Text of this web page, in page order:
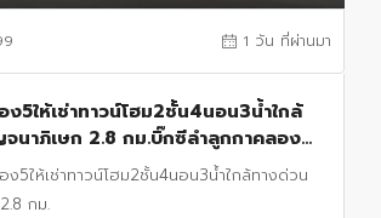
1 วัน ที่ผ่านมา
5ให้เช่าทาวน์โฮม2ชั้น4นอน3น้ำใกล้
นาภิเษก 2.8 กม.บิ๊กซีลำลูกกาคลอง5
รคลอง 5 900 ม.ตลาดเอซีคลอง 4
ง5ให้เช่าทาวน์โฮม2ชั้น4นอน3น้ำใกล้ทางด่วน
กม.